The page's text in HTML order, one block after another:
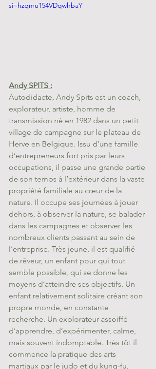
si=hzqmu154VDqwhbaY
Andy SPITS :
Autodidacte, Andy Spits est un coach,
explorateur, artiste, homme de
transmission né en 1982 dans un petit
village de campagne sur le plateau de
Herve en Belgique. Issu d’une famille
d’entrepreneurs fort pris par leurs
occupations, il passe une grande partie
de son temps à l’extérieur dans la vaste
propriété familiale au cœur de la
nature. Il occupe ses journées à jouer
dehors, à observer la nature, se balader
dans les campagnes et observer les
nombreux clients passant au sein de
l’entreprise. Très jeune, il est qualifié
de rêveur, un enfant pour qui tout
semble possible, qui se donne les
moyens d’atteindre ses objectifs. Un
enfant relativement solitaire créant son
propre monde, en constante
recherche. Un explorateur assoiffé
d’apprendre, d’expérimenter, calme,
mais souvent indomptable. Très tôt il
commence la pratique des arts
martiaux par le judo et du kung-fu,